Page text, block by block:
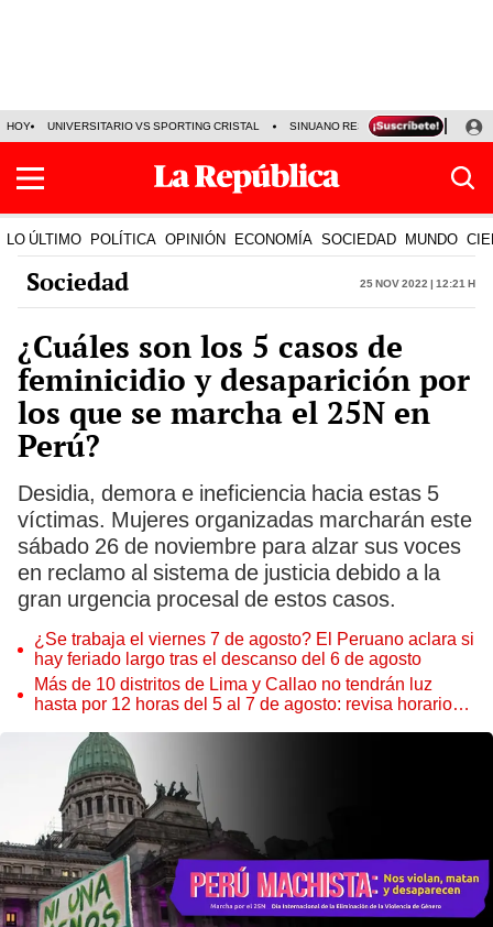
HOY UNIVERSITARIO VS SPORTING CRISTAL SINUANO RESULTADOS HOY
LO ÚLTIMO POLÍTICA OPINIÓN ECONOMÍA SOCIEDAD MUNDO
Sociedad 25 Nov 2022 | 12:21 h
¿Cuáles son los 5 casos de
feminicidio y desaparición por
los que se marcha el 25N en
Perú?
Desidia, demora e ineficiencia hacia estas 5
víctimas. Mujeres organizadas marcharán este
sábado 26 de noviembre para alzar sus voces
en reclamo al sistema de justicia debido a la
gran urgencia procesal de estos casos.
¿Se trabaja el viernes 7 de agosto? El Peruano aclara si
hay feriado largo tras el descanso del 6 de agosto
Más de 10 distritos de Lima y Callao no tendrán luz
hasta por 12 horas del 5 al 7 de agosto: revisa horarios y